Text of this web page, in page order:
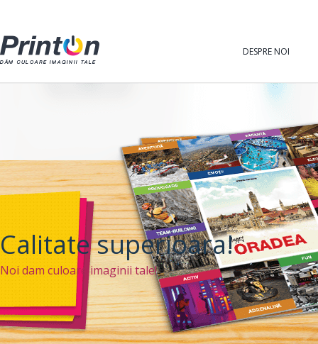
DESPRE NOI
Calitate superioara!
Noi dam culoare imaginii tale!